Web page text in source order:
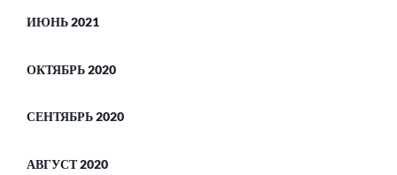
ИЮНЬ 2021
ОКТЯБРЬ 2020
СЕНТЯБРЬ 2020
АВГУСТ 2020